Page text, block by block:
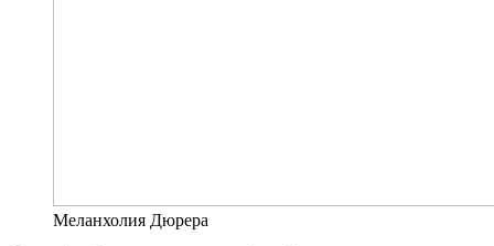
Меланхолия Дюрера